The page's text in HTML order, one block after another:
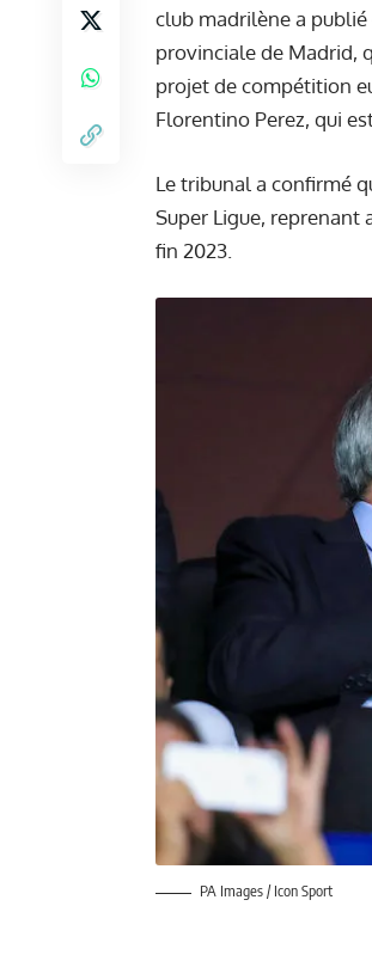
club madrilène a
provinciale de Madrid,
projet de compétition
Florentino Perez, qui
Le tribunal a confirmé
Super Ligue, reprenant
fin 2023.
PA Images / Icon Sport